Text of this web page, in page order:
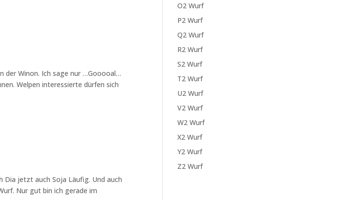
der Winon. Ich sage nur …Gooooal…
Welpen interessierte dürfen sich
Dia jetzt auch Soja Läufig. Und auch
Nur gut bin ich gerade im
O2 Wurf
P2 Wurf
Q2 Wurf
R2 Wurf
S2 Wurf
T2 Wurf
U2 Wurf
V2 Wurf
W2 Wurf
X2 Wurf
Y2 Wurf
Z2 Wurf